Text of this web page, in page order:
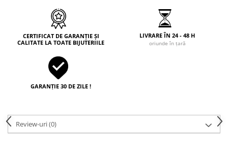
CERTIFICAT DE GARANȚIE ȘI
CALITATE LA TOATE BIJUTERIILE
LIVRARE ÎN 24 - 48 H
oriunde în țară
GARANȚIE 30 DE ZILE !
Review-uri(0)